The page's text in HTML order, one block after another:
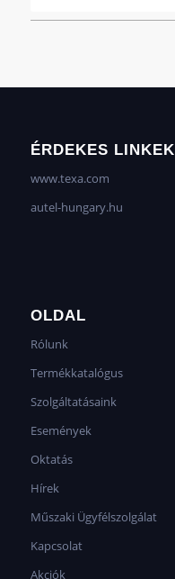
ÉRDEKES LINKEK
www.texa.com
autel-hungary.hu
OLDAL
Rólunk
Termékkatalógus
Szolgáltatásaink
Események
Oktatás
Hírek
Műszaki Ügyfélszolgálat
Kapcsolat
Akciók